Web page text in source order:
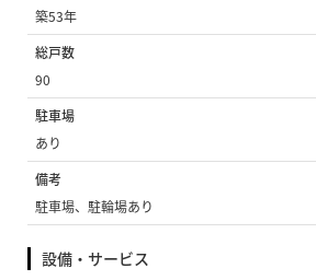
築53年
総戸数
90
駐車場
あり
備考
駐車場、駐輪場あり
設備・サービス